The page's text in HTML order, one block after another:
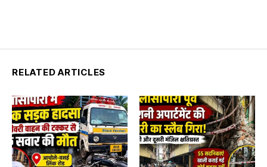
RELATED ARTICLES